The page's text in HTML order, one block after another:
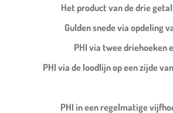
Het product van de drie
Gulden snede via opdeling
PHI via twee driehoeken
PHI via de loodlijn op een zijde
PHI in een regelmatige